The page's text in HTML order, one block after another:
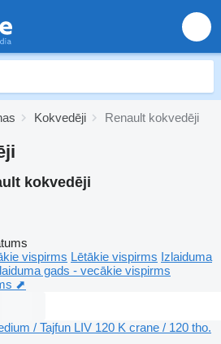
Kokvedēji Renault kokvedēji
kokvedēji
vispirms Lētākie vispirms Izlaiduma
gads - vecākie vispirms
⬈